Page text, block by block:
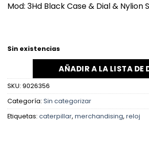
Mod: 3Hd Black Case & Dial & Nylion
Sin existencias
AÑADIR A LA LISTA DE
SKU: 9026356
Categoría: Sin categorizar
Etiquetas: caterpillar, merchandising, reloj